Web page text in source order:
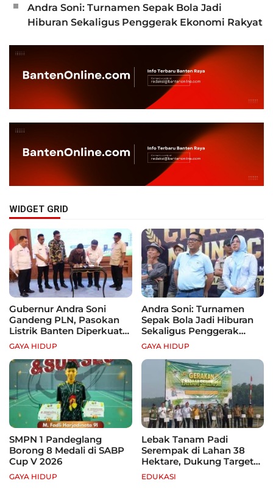
Andra Soni: Turnamen Sepak Bola Jadi
Hiburan Sekaligus Penggerak Ekonomi Rakyat
WIDGET GRID
Gubernur Andra Soni
Gandeng PLN, Pasokan
Listrik Banten Diperkuat
demi Genjot Investasi
GAYA HIDUP
Andra Soni: Turnamen
Sepak Bola Jadi Hiburan
Sekaligus Penggerak
Ekonomi Rakyat
GAYA HIDUP
SMPN 1 Pandeglang
Borong 8 Medali di SABP
Cup V 2026
GAYA HIDUP
Lebak Tanam Padi
Serempak di Lahan 38
Hektare, Dukung Target
Swasembada Pangan
EDUKASI